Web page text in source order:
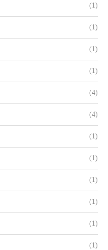
(1)
(1)
(1)
(1)
(4)
(4)
(1)
(1)
(1)
(1)
(1)
(1)